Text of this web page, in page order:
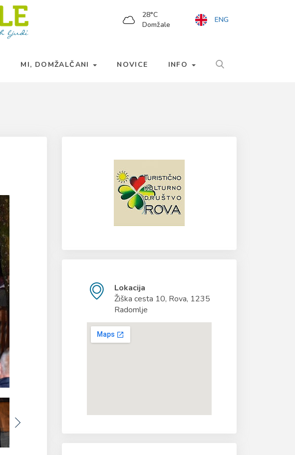
28°C
Domžale
ENG
MI, DOMŽALČANI NOVICE INFO
Lokacija
Žiška cesta 10, Rova, 1235
Radomlje